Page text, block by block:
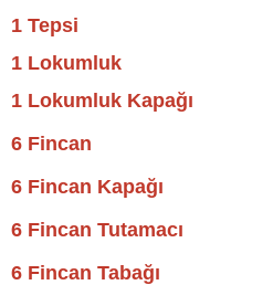
1 Tepsi
1 Lokumluk
1 Lokumluk Kapağı
6 Fincan
6 Fincan Kapağı
6 Fincan Tutamacı
6 Fincan Tabağı